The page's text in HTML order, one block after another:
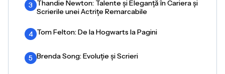
3 Thandie Newton: Talente și Eleganță în Cariera și
Scrierile unei Actrițe Remarcabile
4 Tom Felton: De la Hogwarts la Pagini
5 Brenda Song: Evoluție și Scrieri